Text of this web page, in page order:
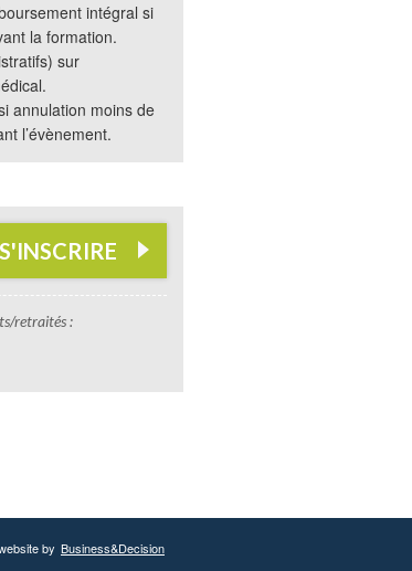
intégral si
la formation.
sur
annulation moins de
l’évènement.
S'INSCRIRE
retraités :
by Business&Decision